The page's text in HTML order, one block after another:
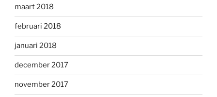
maart 2018
februari 2018
januari 2018
december 2017
november 2017